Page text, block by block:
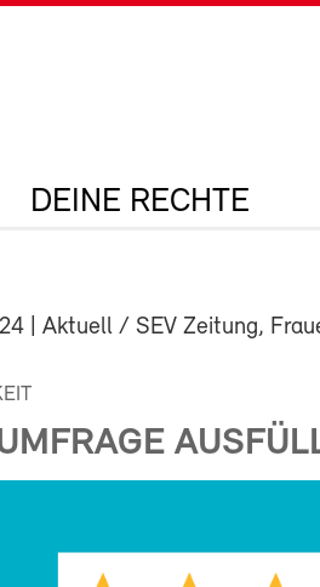
DEINE RECHTE
| Aktuell / SEV Zeitung,